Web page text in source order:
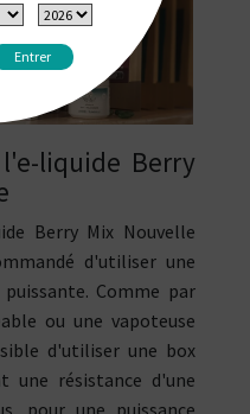
liquide Berry
Berry Mix Nouvelle
d'utiliser une
Comme par
ou une vapoteuse
d'utiliser une box
une résistance d'une
Entrer